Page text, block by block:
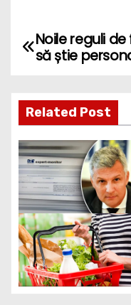
P
s
t
n
a
v
i
g
Noile reguli
să știe
Related Post